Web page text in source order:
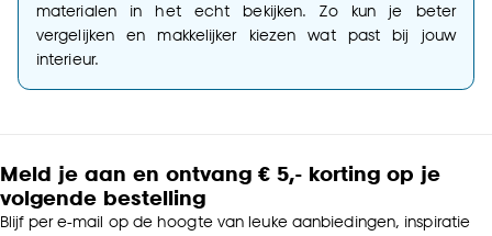
materialen in het echt bekijken. Zo kun je beter
vergelijken en makkelijker kiezen wat past bij jouw
interieur.
Meld je aan en ontvang € 5,- korting op je
volgende bestelling
Blijf per e-mail op de hoogte van leuke aanbiedingen, inspiratie